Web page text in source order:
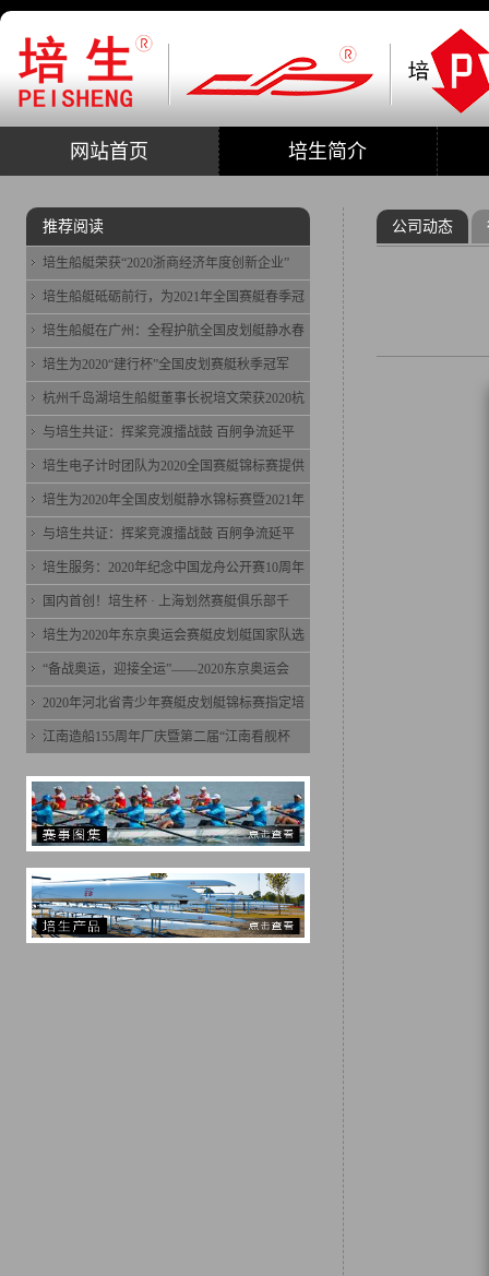
网站首页 培生简介
公司动态
推荐阅读
培生船艇荣获“2020浙商经济年度创新企业”
培生船艇砥砺前行，为2021年全国赛艇春季冠
培生船艇在广州：全程护航全国皮划艇静水春
培生为2020“建行杯”全国皮划赛艇秋季冠军
杭州千岛湖培生船艇董事长祝培文荣获2020杭
与培生共证：挥桨竞渡擂战鼓 百舸争流延平
培生电子计时团队为2020全国赛艇锦标赛提供
培生为2020年全国皮划艇静水锦标赛暨2021年
与培生共证：挥桨竞渡擂战鼓 百舸争流延平
培生服务：2020年纪念中国龙舟公开赛10周年
国内首创！培生杯 · 上海划然赛艇俱乐部千
培生为2020年东京奥运会赛艇皮划艇国家队选
“备战奥运，迎接全运”——2020东京奥运会
2020年河北省青少年赛艇皮划艇锦标赛指定培
江南造船155周年厂庆暨第二届“江南看舰杯